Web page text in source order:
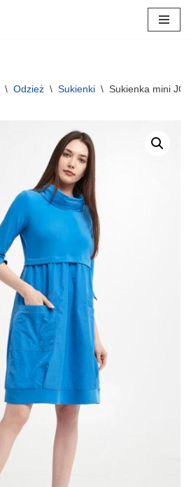
\ Odzież \ Sukienki \ Sukienka mini